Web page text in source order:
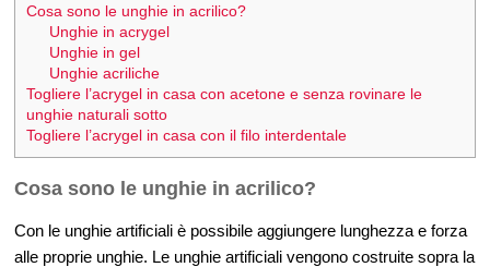
Cosa sono le unghie in acrilico?
Unghie in acrygel
Unghie in gel
Unghie acriliche
Togliere l’acrygel in casa con acetone e senza rovinare le
unghie naturali sotto
Togliere l’acrygel in casa con il filo interdentale
Cosa sono le unghie in acrilico?
Con le unghie artificiali è possibile aggiungere lunghezza e forza
alle proprie unghie. Le unghie artificiali vengono costruite sopra la